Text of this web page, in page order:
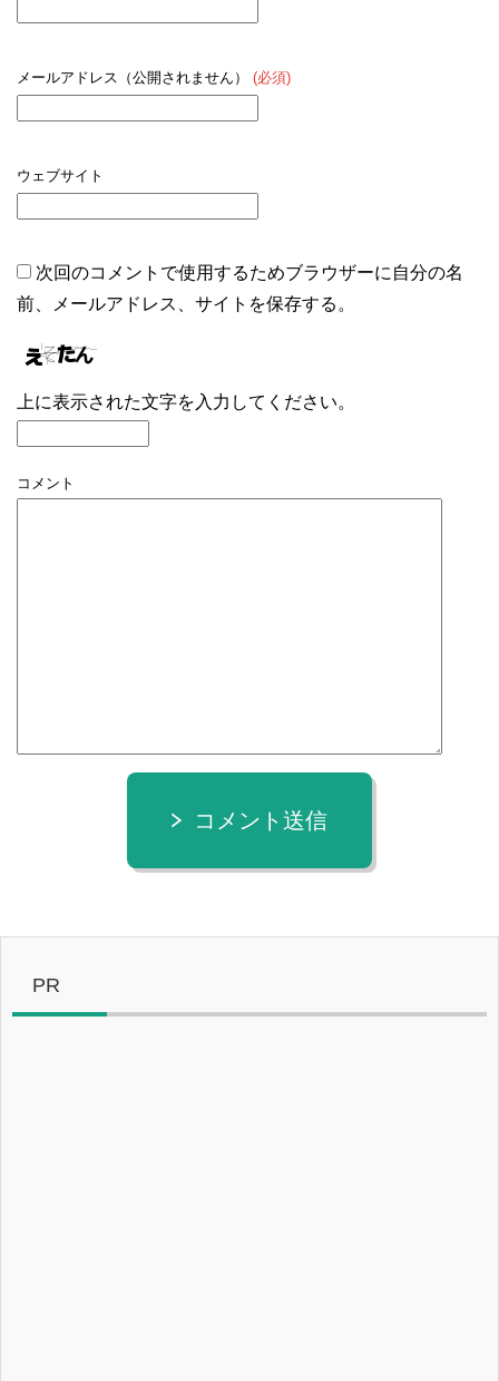
メールアドレス（公開されません） (必須)
ウェブサイト
次回のコメントで使用するためブラウザーに自分の名
前、メールアドレス、サイトを保存する。
上に表示された文字を入力してください。
コメント
コメント送信
PR